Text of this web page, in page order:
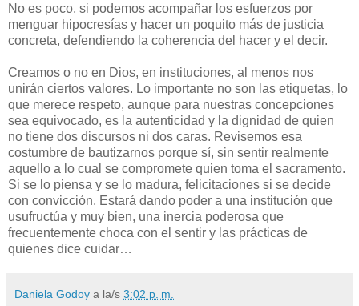
No es poco, si podemos acompañar los esfuerzos por
menguar hipocresías y hacer un poquito más de justicia
concreta, defendiendo la coherencia del hacer y el decir.
Creamos o no en Dios, en instituciones, al menos nos
unirán ciertos valores. Lo importante no son las etiquetas, lo
que merece respeto, aunque para nuestras concepciones
sea equivocado, es la autenticidad y la dignidad de quien
no tiene dos discursos ni dos caras. Revisemos esa
costumbre de bautizarnos porque sí, sin sentir realmente
aquello a lo cual se compromete quien toma el sacramento.
Si se lo piensa y se lo madura, felicitaciones si se decide
con convicción. Estará dando poder a una institución que
usufructúa y muy bien, una inercia poderosa que
frecuentemente choca con el sentir y las prácticas de
quienes dice cuidar…
Daniela Godoy a la/s 3:02 p. m.